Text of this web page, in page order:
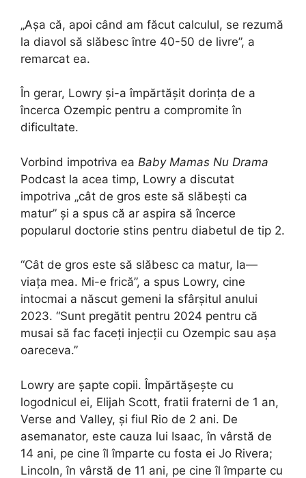
„Așa că, apoi când am făcut calculul, se rezumă
la diavol să slăbesc între 40-50 de livre”, a
remarcat ea.
În gerar, Lowry și-a împărtășit dorința de a
încerca Ozempic pentru a compromite în
dificultate.
Vorbind impotriva ea Baby Mamas Nu Drama
Podcast la acea timp, Lowry a discutat
impotriva „cât de gros este să slăbești ca
matur” și a spus că ar aspira să încerce
popularul doctorie stins pentru diabetul de tip 2.
“Cât de gros este să slăbesc ca matur, la—
viața mea. Mi-e frică”, a spus Lowry, cine
intocmai a născut gemeni la sfârșitul anului
2023. “Sunt pregătit pentru 2024 pentru că
musai să fac faceți injecții cu Ozempic sau așa
oareceva.”
Lowry are șapte copii. Împărtășește cu
logodnicul ei, Elijah Scott, fratii fraterni de 1 an,
Verse and Valley, și fiul Rio de 2 ani. De
asemanator, este cauza lui Isaac, în vârstă de
14 ani, pe cine îl împarte cu fosta ei Jo Rivera;
Lincoln, în vârstă de 11 ani, pe cine îl împarte cu